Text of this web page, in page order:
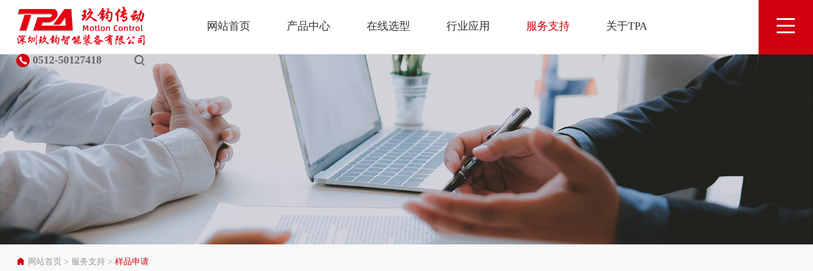
网站首页 产品中心 在线选型 行业应用 服务支持 关于TPA
0512-50127418
网站首页 > 服务支持 > 样品申请